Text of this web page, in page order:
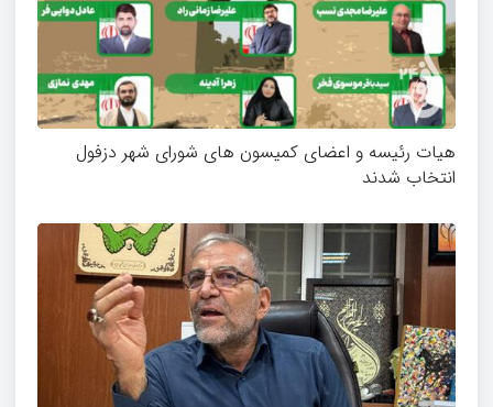
هیات رئیسه و اعضای کمیسون های شورای شهر دزفول
انتخاب شدند